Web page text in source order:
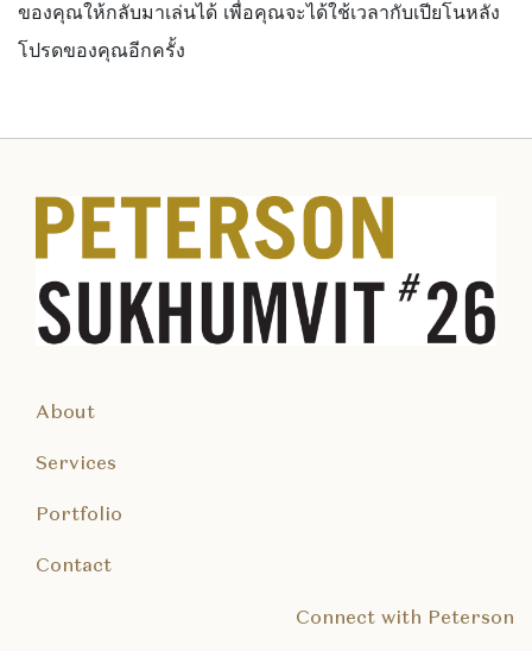
ของคุณให้กลับมาเล่นได้ เพื่อคุณจะได้ใช้เวลากับเปียโนหลัง
โปรดของคุณอีกครั้ง
About
Services
Portfolio
Contact
Connect with Peterson